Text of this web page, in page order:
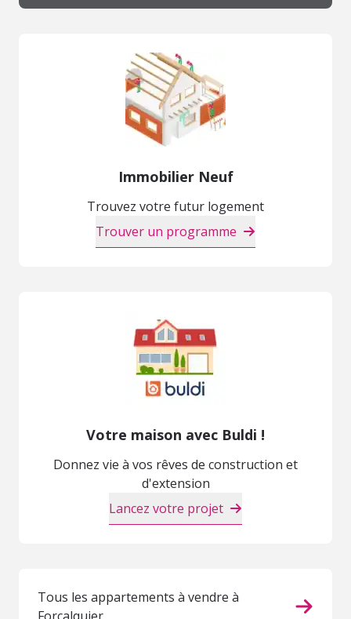
Immobilier Neuf
Trouvez votre futur logement
Trouver un programme
Votre maison avec Buldi !
Donnez vie à vos rêves de construction et
d'extension
Lancez votre projet
Tous les appartements à vendre à